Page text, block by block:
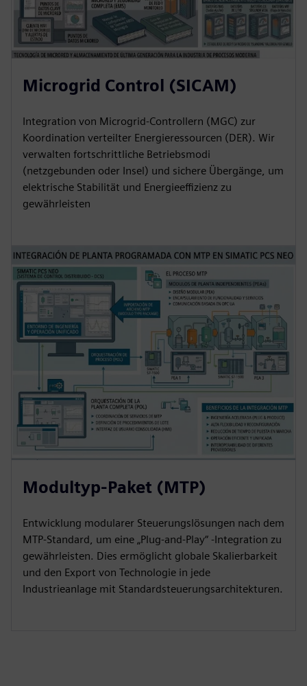
Microgrid Control (SICAM)
Integration von Microgrid-Controllern (MGC) zur
Koordination verteilter Energieressourcen (DER). Wir
verwalten fortschrittliche Betriebsmodi
(netzgebunden oder Insel) und sichere Übergänge, um
elektrische Stabilität und Energieeffizienz zu
gewährleisten
Modultyp-Paket (MTP)
Entwicklung modularer Steuerungslösungen nach dem
MTP-Standard, um eine „Plug-and-Play“ -Integration zu
gewährleisten. Dies ermöglicht globale Skalierbarkeit
und den Export von Technologie in jede
Industrieanlage mit Standardsteuerungsarchitekturen.